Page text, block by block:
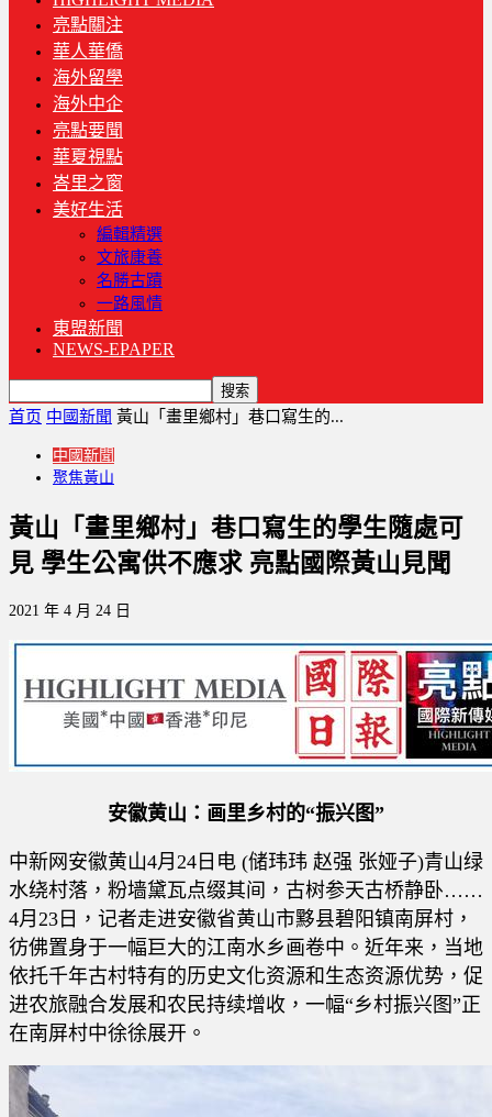
亮點關注
華人華僑
海外留學
海外中企
亮點要聞
華夏視點
峇里之窗
美好生活
編輯精選
文旅康養
名勝古蹟
一路風情
東盟新聞
NEWS-EPAPER
首页 中國新聞 黃山「畫里鄉村」巷口寫生的...
中國新聞
聚焦黃山
黃山「畫里鄉村」巷口寫生的學生隨處可
見 學生公寓供不應求 亮點國際黃山見聞
2021 年 4 月 24 日
安徽黄山：画里乡村的“振兴图”
中新网安徽黄山4月24日电 (储玮玮 赵强 张娅子)青山绿
水绕村落，粉墙黛瓦点缀其间，古树参天古桥静卧……
4月23日，记者走进安徽省黄山市黟县碧阳镇南屏村，
彷佛置身于一幅巨大的江南水乡画卷中。近年来，当地
依托千年古村特有的历史文化资源和生态资源优势，促
进农旅融合发展和农民持续增收，一幅“乡村振兴图”正
在南屏村中徐徐展开。